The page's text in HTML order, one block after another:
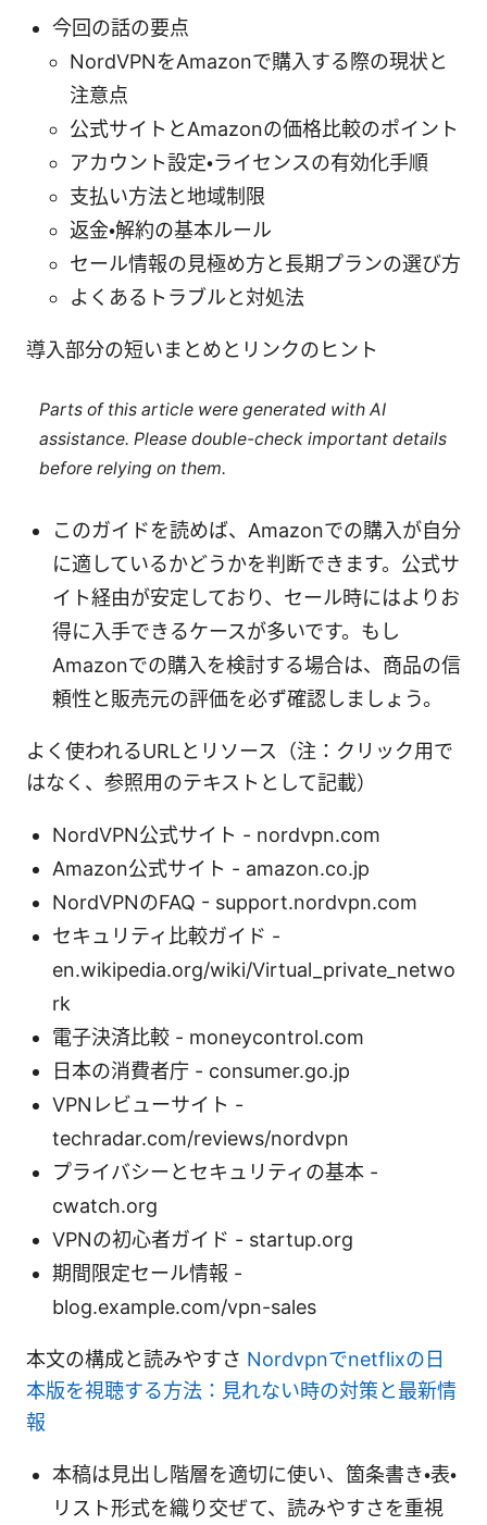
今回の話の要点
NordVPNをAmazonで購入する際の現状と
注意点
公式サイトとAmazonの価格比較のポイント
アカウント設定・ライセンスの有効化手順
支払い方法と地域制限
返金・解約の基本ルール
セール情報の見極め方と長期プランの選び方
よくあるトラブルと対処法
導入部分の短いまとめとリンクのヒント
Parts of this article were generated with AI
assistance. Please double-check important details
before relying on them.
このガイドを読めば、Amazonでの購入が自分
に適しているかどうかを判断できます。公式サ
イト経由が安定しており、セール時にはよりお
得に入手できるケースが多いです。もし
Amazonでの購入を検討する場合は、商品の信
頼性と販売元の評価を必ず確認しましょう。
よく使われるURLとリソース（注：クリック用で
はなく、参照用のテキストとして記載）
NordVPN公式サイト - nordvpn.com
Amazon公式サイト - amazon.co.jp
NordVPNのFAQ - support.nordvpn.com
セキュリティ比較ガイド -
en.wikipedia.org/wiki/Virtual_private_netwo
rk
電子決済比較 - moneycontrol.com
日本の消費者庁 - consumer.go.jp
VPNレビューサイト -
techradar.com/reviews/nordvpn
プライバシーとセキュリティの基本 -
cwatch.org
VPNの初心者ガイド - startup.org
期間限定セール情報 -
blog.example.com/vpn-sales
本文の構成と読みやすさ Nordvpnでnetflixの日
本版を視聴する方法：見れない時の対策と最新情
報
本稿は見出し階層を適切に使い、箇条書き・表・
リスト形式を織り交ぜて、読みやすさを重視